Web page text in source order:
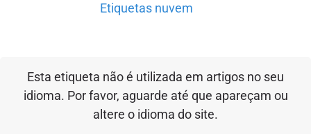
Etiquetas nuvem